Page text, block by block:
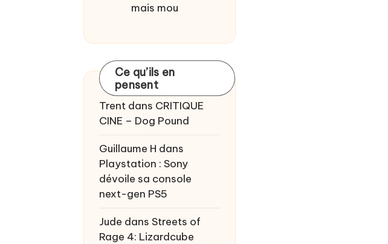
mais mou
Ce qu’ils en
pensent
Trent dans CRITIQUE
CINE – Dog Pound
Guillaume H dans
Playstation : Sony
dévoile sa console
next-gen PS5
Jude dans Streets of
Rage 4: Lizardcube